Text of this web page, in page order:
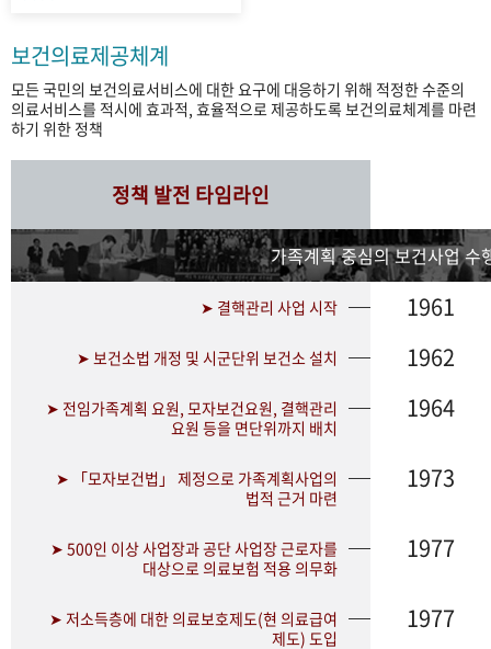
보건의료제공체계
모든 국민의 보건의료서비스에 대한 요구에 대응하기 위해 적정한 수준의
의료서비스를 적시에 효과적, 효율적으로 제공하도록 보건의료체계를 마련
하기 위한 정책
정책 발전 타임라인
가족계획 중심의 보건사업 수
➤ 결핵관리 사업 시작 1961
➤ 보건소법 개정 및 시군단위 보건소 설치 1962
➤ 전임가족계획 요원, 모자보건요원, 결핵관리
요원 등을 면단위까지 배치
1964
➤ 「모자보건법」 제정으로 가족계획사업의
법적 근거 마련
1973
➤ 500인 이상 사업장과 공단 사업장 근로자를
대상으로 의료보험 적용 의무화
1977
➤ 저소득층에 대한 의료보호제도(현 의료급여
제도) 도입
1977